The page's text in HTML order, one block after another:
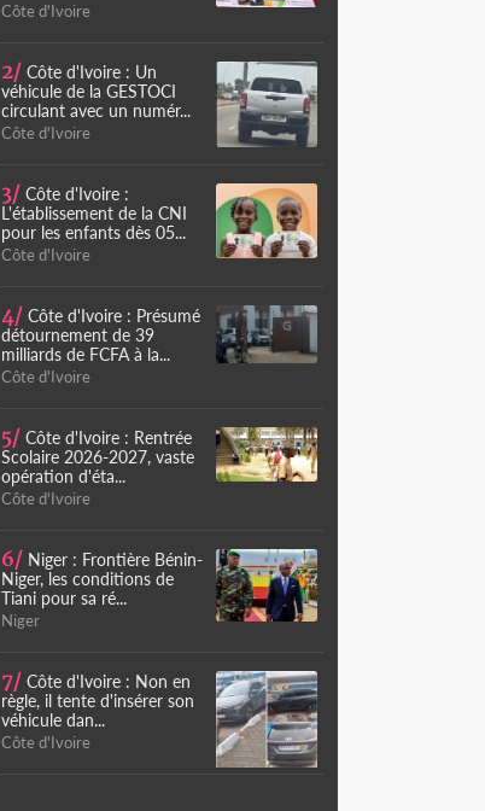
Côte d'Ivoire
2/ Côte d'Ivoire : Un
véhicule de la GESTOCI
circulant avec un numér...
Côte d'Ivoire
3/ Côte d'Ivoire :
L'établissement de la CNI
pour les enfants dès 05...
Côte d'Ivoire
4/ Côte d'Ivoire : Présumé
détournement de 39
milliards de FCFA à la...
Côte d'Ivoire
5/ Côte d'Ivoire : Rentrée
Scolaire 2026-2027, vaste
opération d'éta...
Côte d'Ivoire
6/ Niger : Frontière Bénin-
Niger, les conditions de
Tiani pour sa ré...
Niger
7/ Côte d'Ivoire : Non en
règle, il tente d'insérer son
véhicule dan...
Côte d'Ivoire